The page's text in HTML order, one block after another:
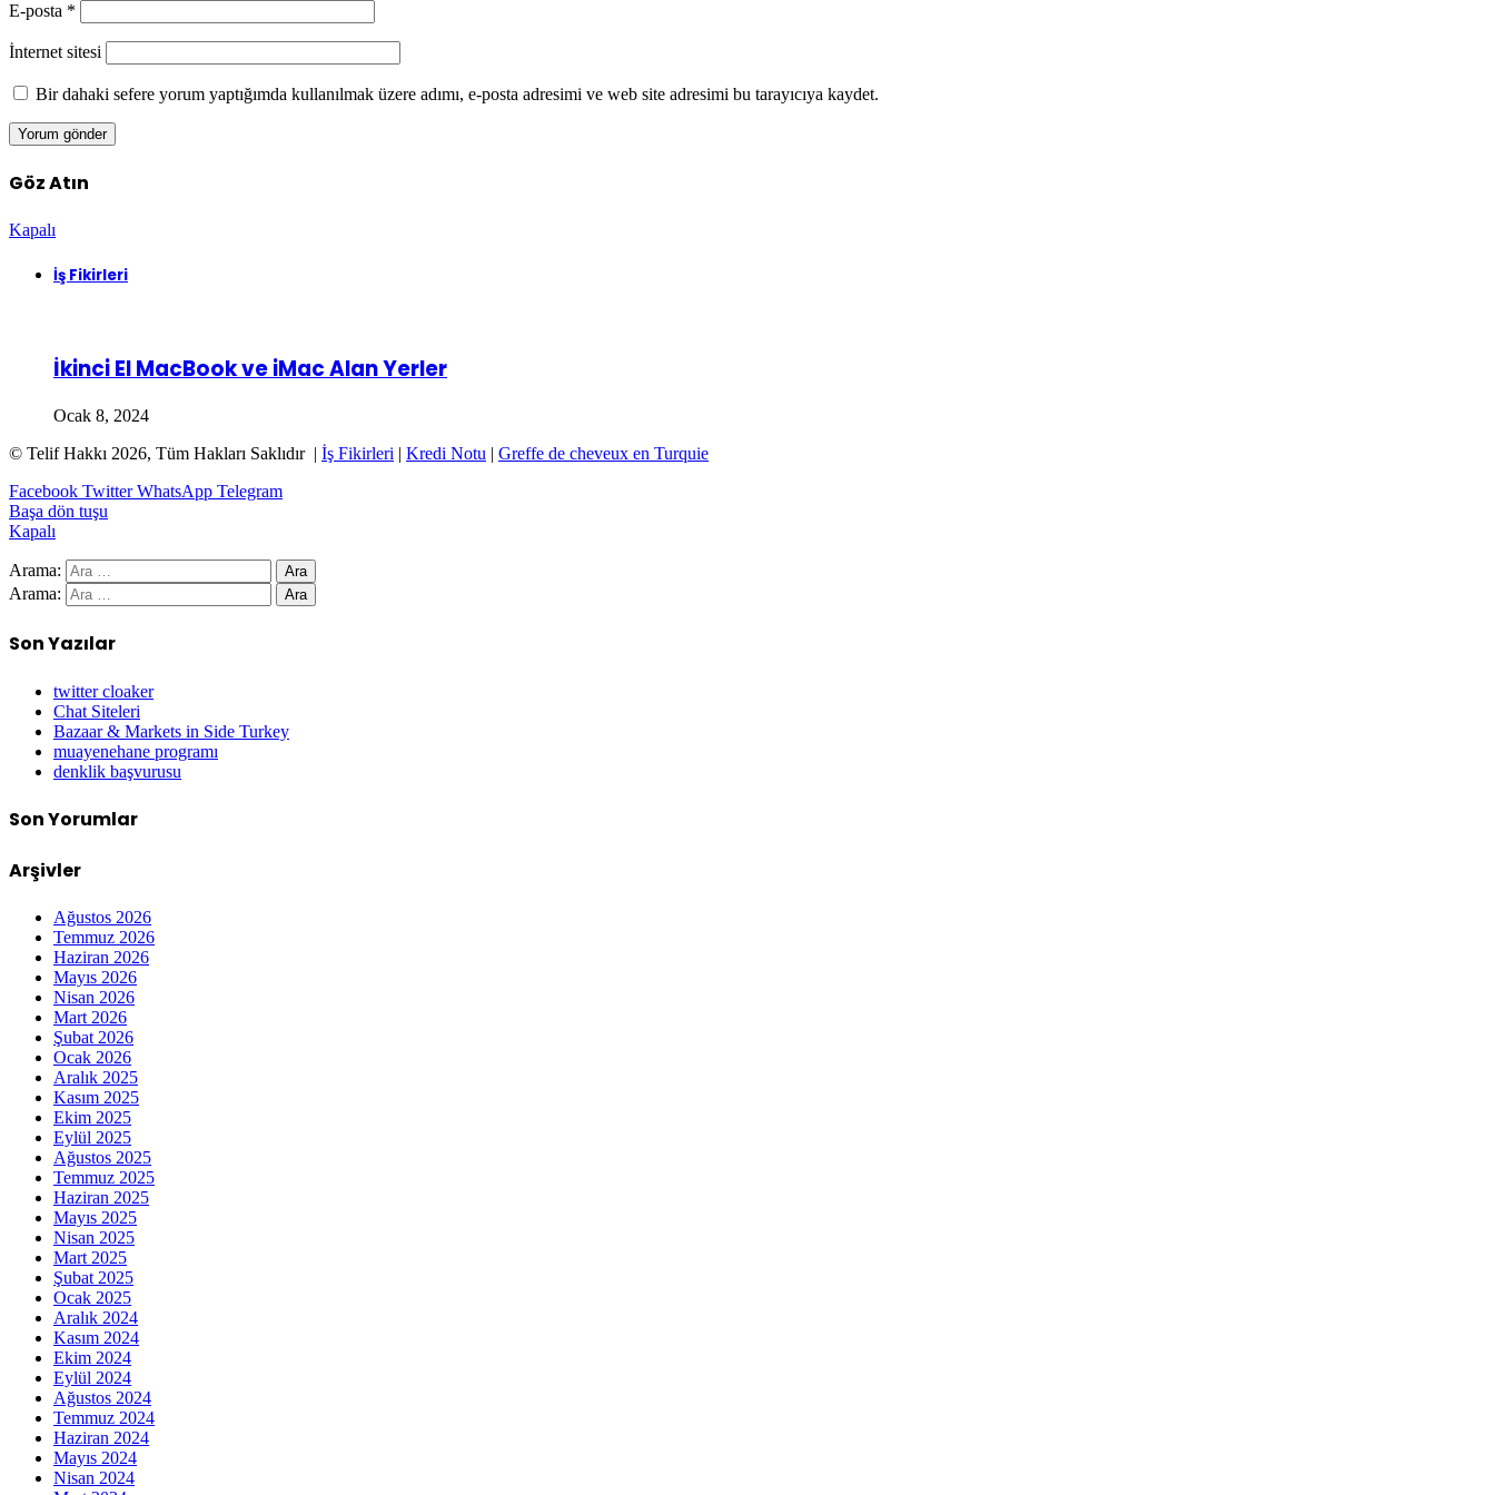
E-posta *
İnternet sitesi
Bir dahaki sefere yorum yaptığımda kullanılmak üzere adımı, e-posta adresimi ve web site adresimi bu tarayıcıya kaydet.
Göz Atın
Kapalı
İş Fikirleri
İkinci El MacBook ve iMac Alan Yerler
Ocak 8, 2024
© Telif Hakkı 2026, Tüm Hakları Saklıdır | İş Fikirleri | Kredi Notu | Greffe de cheveux en Turquie
Facebook Twitter WhatsApp Telegram
Başa dön tuşu
Kapalı
Arama:
Arama:
Son Yazılar
twitter cloaker
Chat Siteleri
Bazaar & Markets in Side Turkey
muayenehane programı
denklik başvurusu
Son Yorumlar
Arşivler
Ağustos 2026
Temmuz 2026
Haziran 2026
Mayıs 2026
Nisan 2026
Mart 2026
Şubat 2026
Ocak 2026
Aralık 2025
Kasım 2025
Ekim 2025
Eylül 2025
Ağustos 2025
Temmuz 2025
Haziran 2025
Mayıs 2025
Nisan 2025
Mart 2025
Şubat 2025
Ocak 2025
Aralık 2024
Kasım 2024
Ekim 2024
Eylül 2024
Ağustos 2024
Temmuz 2024
Haziran 2024
Mayıs 2024
Nisan 2024